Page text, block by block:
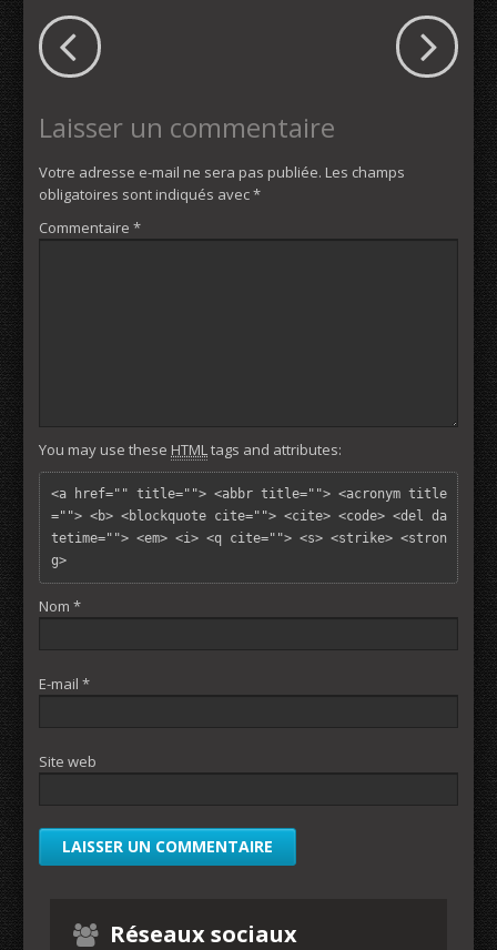
Laisser un commentaire
Votre adresse e-mail ne sera pas publiée. Les champs
obligatoires sont indiqués avec*
Commentaire *
You may use these HTMLtags and attributes:
<a href="" title=""> <abbr title=""> <acronym title
=""> <b> <blockquote cite=""> <cite> <code> <del da
tetime=""> <em> <i> <q cite=""> <s> <strike> <stron
g>
Nom *
E-mail *
Site web
Réseaux sociaux